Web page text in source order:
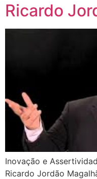
Ricardo
Inovação e
Ricardo Jordão